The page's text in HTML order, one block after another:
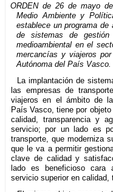
ORDEN de 26 de mayo
Medio Ambiente y
establece un programa
de sistemas de
medioambiental en el
mercancías y viajeros
Autónoma del País Vasco.
La implantación de
las empresas de
viajeros en el ámbito de la
País Vasco, tiene por objeto
calidad, transparencia y
servicio; por un lado es
transporte, que moderniza
que le va a permitir
clave de calidad y
lado es beneficioso cara
servicio superior en calidad,